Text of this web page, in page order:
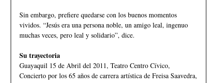
Sin embargo, prefiere quedarse con los buenos momentos
vividos. “Jesús era una persona noble, un amigo leal, ingenuo
muchas veces, pero leal y solidario”, dice.
Su trayectoria
Guayaquil 15 de Abril del 2011, Teatro Centro Cívico,
Concierto por los 65 años de carrera artística de Freisa Saavedra,